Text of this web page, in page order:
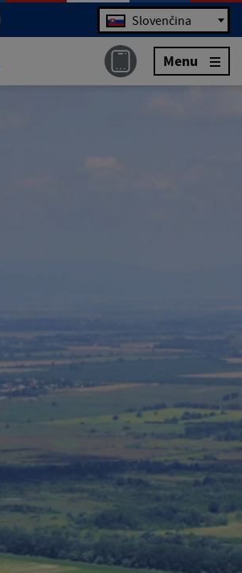
Jazyk Slovenčina
Menu